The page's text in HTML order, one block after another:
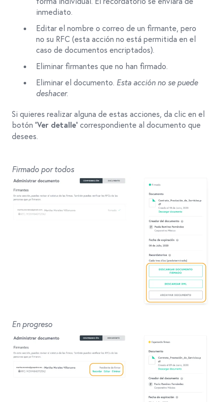
inmediato.
Editar el nombre o correo de un firmante, pero
no su RFC (esta acción no está permitida en el
caso de documentos encriptados).
Eliminar firmantes que no han firmado.
Eliminar el documento. Esta acción no se puede
deshacer.
Si quieres realizar alguna de estas acciones, da clic en el
botón ‘Ver detalle’ correspondiente al documento que
desees.
Firmado por todos
En progreso